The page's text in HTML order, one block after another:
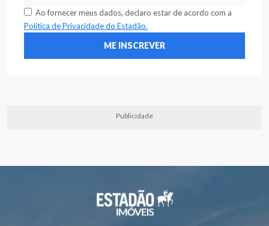
Ao fornecer meus dados, declaro estar de acordo com a
Política de Privacidade do Estadão.
Publicidade